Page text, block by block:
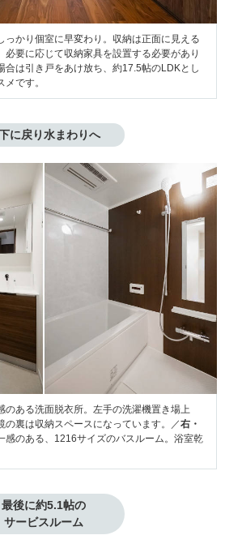
っかり個室に早変わり。収納は正面に見える
必要に応じて収納家具を設置する必要があり
合は引き戸をあけ放ち、約17.5帖のLDKとし
です。
に戻り水まわりへ
のある洗面脱衣所。左手の洗濯機置き場上
の裏は収納スペースになっています。／右・
感のある、1216サイズのバスルーム。浴室乾
最後に約5.1帖の
サービスルーム